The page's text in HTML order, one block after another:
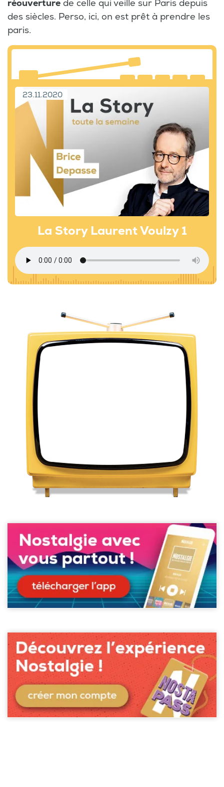
réouverture de celle qui veille sur Paris depuis
des siècles. Perso, ici, on est prêt à prendre les
paris.
23.11.2020
La Story Laurent Voulzy 1